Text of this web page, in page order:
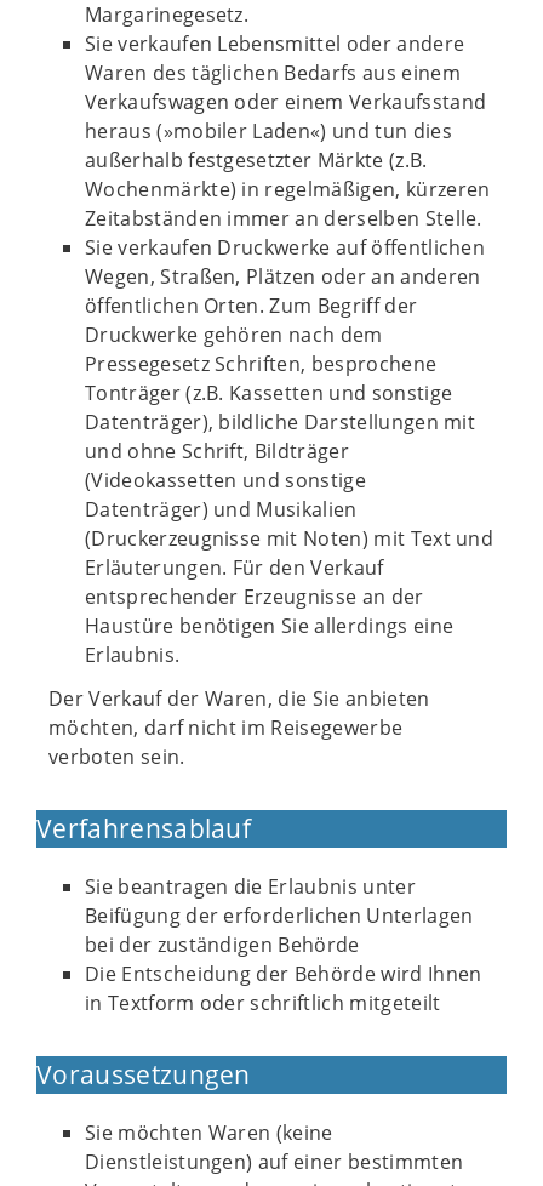
Margarinegesetz.
Sie verkaufen Lebensmittel oder andere
Waren des täglichen Bedarfs aus einem
Verkaufswagen oder einem Verkaufsstand
heraus (»mobiler Laden«) und tun dies
außerhalb festgesetzter Märkte (z.B.
Wochenmärkte) in regelmäßigen, kürzeren
Zeitabständen immer an derselben Stelle.
Sie verkaufen Druckwerke auf öffentlichen
Wegen, Straßen, Plätzen oder an anderen
öffentlichen Orten. Zum Begriff der
Druckwerke gehören nach dem
Pressegesetz Schriften, besprochene
Tonträger (z.B. Kassetten und sonstige
Datenträger), bildliche Darstellungen mit
und ohne Schrift, Bildträger
(Videokassetten und sonstige
Datenträger) und Musikalien
(Druckerzeugnisse mit Noten) mit Text und
Erläuterungen. Für den Verkauf
entsprechender Erzeugnisse an der
Haustüre benötigen Sie allerdings eine
Erlaubnis.
Der Verkauf der Waren, die Sie anbieten
möchten, darf nicht im Reisegewerbe
verboten sein.
Verfahrensablauf
Sie beantragen die Erlaubnis unter
Beifügung der erforderlichen Unterlagen
bei der zuständigen Behörde
Die Entscheidung der Behörde wird Ihnen
in Textform oder schriftlich mitgeteilt
Voraussetzungen
Sie möchten Waren (keine
Dienstleistungen) auf einer bestimmten